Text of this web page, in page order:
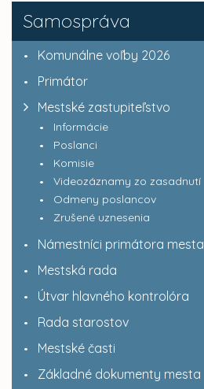
Samospráva
Komunálne voľby 2026
Primátor
Mestské zastupiteľstvo
Informácie
Poslanci
Komisie
Videozáznamy zo zasadnutí
Odmeny poslancov
Zrušené uznesenia
Námestníci primátora mesta
Mestská rada
Útvar hlavného kontrolóra
Rada starostov
Mestské časti
Základné dokumenty mesta